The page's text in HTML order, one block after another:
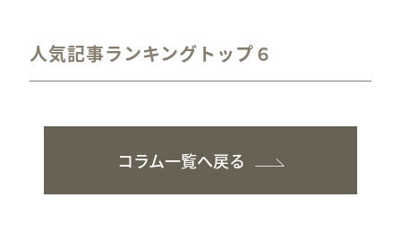
人気記事ランキングトップ６
コラム一覧へ戻る